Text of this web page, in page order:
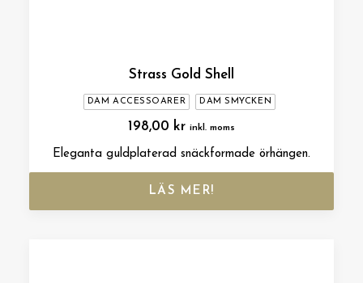
Strass Gold Shell
DAM ACCESSOARER DAM SMYCKEN
198,00 kr inkl. moms
Eleganta guldplaterad snäckformade örhängen.
LÄS MER!